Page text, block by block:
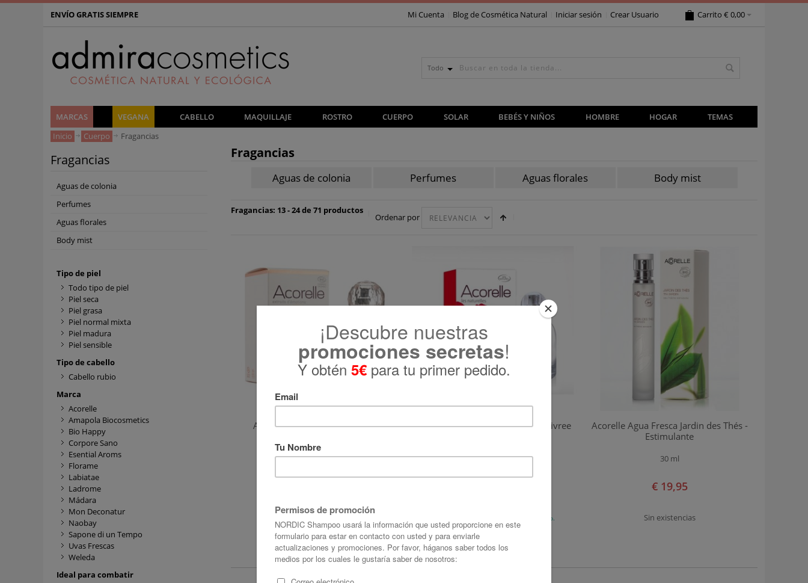
ENVÍO GRATIS SIEMPRE Carrito € 0,00
Mi Cuenta Blog de Cosmética Natural Iniciar sesión Crear Usuario
Todo
MARCAS VEGANA CABELLO MAQUILLAJE ROSTRO CUERPO SOLAR BEBÉS Y NIÑOS HOMBRE HOGAR
TEMAS
Inicio
Cuerpo Fragancias
Fragancias
Aguas de colonia Perfumes Aguas florales Body mist
Fragancias: 13 - 24 de 71 productos
Ordenar por
Acorelle Eau de Parfum Femme
50 ml
AÑADIR AL CARRITO
Acorelle Eau de Toilette Fleur Poivree
50 ml
Recíbelo del lun. 10 Ago. al mar. 11 Ago.
AÑADIR AL CARRITO
Acorelle Agua Fresca Jardin des Thés -
Estimulante
30 ml
€ 19,95
Sin existencias
Fragancias
Aguas de colonia
Perfumes
Aguas florales
Body mist
Tipo de piel
Todo tipo de piel
Piel seca
Piel grasa
Piel normal mixta
Piel madura
Piel sensible
Tipo de cabello
Cabello rubio
Marca
Acorelle
Amapola Biocosmetics
Bio Happy
Corpore Sano
Esential Aroms
Florame
Labiatae
Ladrome
Mádara
Mon Deconatur
Naobay
Sapone di un Tempo
Uvas Frescas
Weleda
Ideal para combatir